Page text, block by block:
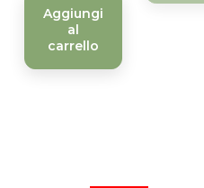
Aggiungi
al
carrello